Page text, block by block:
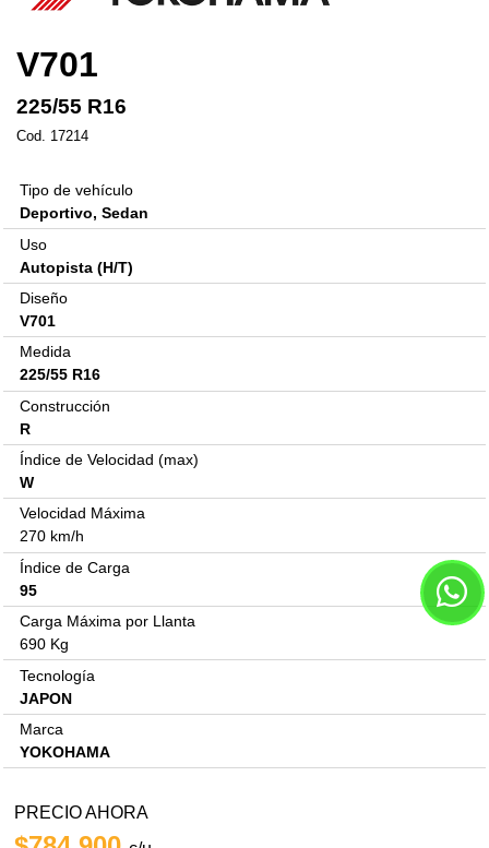
V701
225/55 R16
Cod. 17214
Tipo de vehículo
Deportivo, Sedan
Uso
Autopista (H/T)
Diseño
V701
Medida
225/55 R16
Construcción
R
Índice de Velocidad (max)
W
Velocidad Máxima
270 km/h
Índice de Carga
95
Carga Máxima por Llanta
690 Kg
Tecnología
JAPON
Marca
YOKOHAMA
PRECIO AHORA